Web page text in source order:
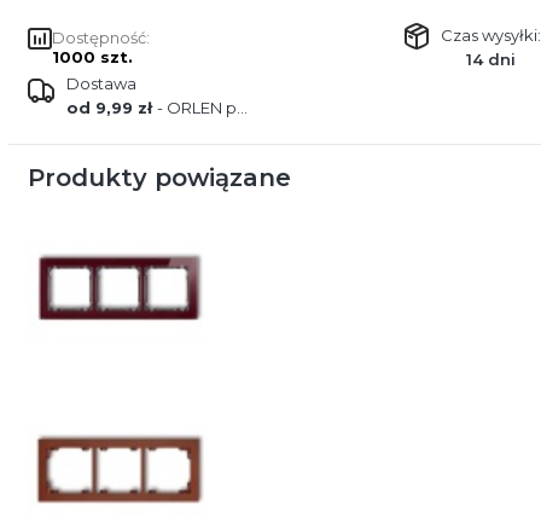
Dostępność:
1000 szt.
Czas wysyłki:
14 dni
Dostawa
od 9,99 zł- ORLEN paczka
Produkty powiązane